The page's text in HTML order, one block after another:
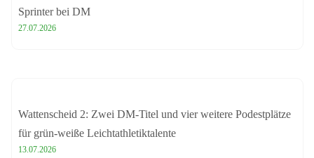
Sprinter bei DM
27.07.2026
Wattenscheid 2: Zwei DM-Titel und vier weitere Podestplätze
für grün-weiße Leichtathletiktalente
13.07.2026